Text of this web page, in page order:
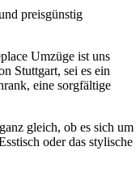
preisgünstig
Umzüge ist uns
Stuttgart, sei es ein
eine sorgfältige
gleich, ob es sich um
oder das stylische